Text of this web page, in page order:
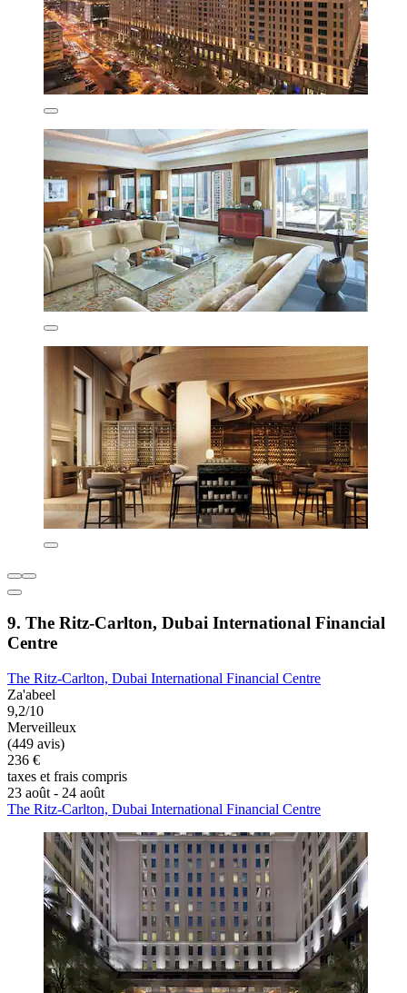
9. The Ritz-Carlton, Dubai International Financial
Centre
The Ritz-Carlton, Dubai International Financial Centre
Za'abeel
9,2/10
Merveilleux
(449 avis)
236 €
taxes et frais compris
23 août - 24 août
The Ritz-Carlton, Dubai International Financial Centre